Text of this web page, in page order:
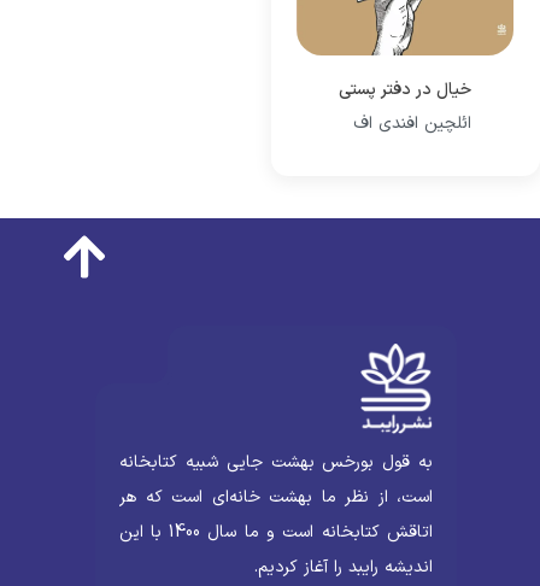
خیال در دفتر پستی
ائلچین افندی اف
به قول بورخس بهشت جایی شبیه کتابخانه
است، از نظر ما بهشت خانه‌ای است که هر
اتاقش کتابخانه است و ما سال 1400 با این
اندیشه رایبد را آغاز کردیم.